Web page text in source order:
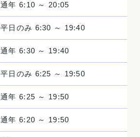
通年 6:10 ～ 20:05
平日のみ 6:30 ～ 19:40
通年 6:30 ～ 19:40
平日のみ 6:25 ～ 19:50
通年 6:25 ～ 19:50
通年 6:20 ～ 19:50